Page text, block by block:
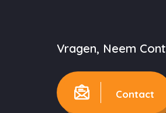
Vragen, Neem
Contact